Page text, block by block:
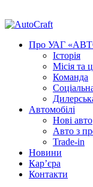
Про УАГ
Історія
Місія та
Команда
Автомобілі
Нові авто
Авто з
Trade-in
Новини
Кар’єра
Контакти